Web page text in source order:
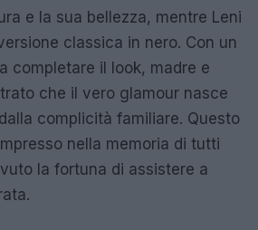
e la sua bellezza, mentre Leni
classica in nero. Con un
completare il look, madre e
che il vero glamour nasce
complicità familiare. Questo
nella memoria di tutti
la fortuna di assistere a